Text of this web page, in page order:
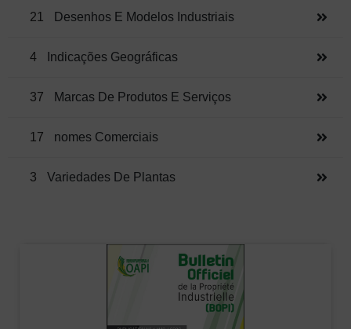
21 Desenhos E Modelos Industriais
4 Indicações Geográficas
37 Marcas De Produtos E Serviços
17 Nomes Comerciais
3 Variedades De Plantas